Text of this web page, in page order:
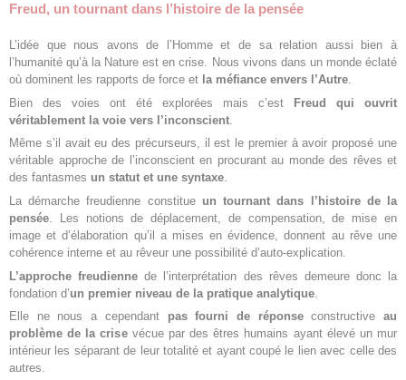
Freud, un tournant dans l’histoire de la pensée
L’idée que nous avons de l’Homme et de sa relation aussi bien à
l’humanité qu’à la Nature est en crise. Nous vivons dans un monde éclaté
où dominent les rapports de force et la méfiance envers l’Autre
Bien des voies ont été explorées mais c’est Freud qui ouvrit
véritablement la voie vers l’inconscient
Même s’il avait eu des précurseurs, il est le premier à avoir proposé une
véritable approche de l’inconscient en procurant au monde des rêves et
des fantasmes un statut et une syntaxe.
La démarche freudienne constitue un tournant dans l’histoire de la
pensée . Les notions de déplacement, de compensation, de mise en
image et d’élaboration qu’il a mises en évidence, donnent au rêve une
cohérence interne et au rêveur une possibilité d’auto-explication.
L’approche freudienne de l’interprétation des rêves demeure donc la
fondation d’un premier niveau de la pratique analytique
Elle ne nous a cependant pas fourni de réponseconstructiveau
problème de la crisevécue par des êtres humains ayant élevé un mur
intérieur les séparant de leur totalité et ayant coupé le lien avec celle des
autres.